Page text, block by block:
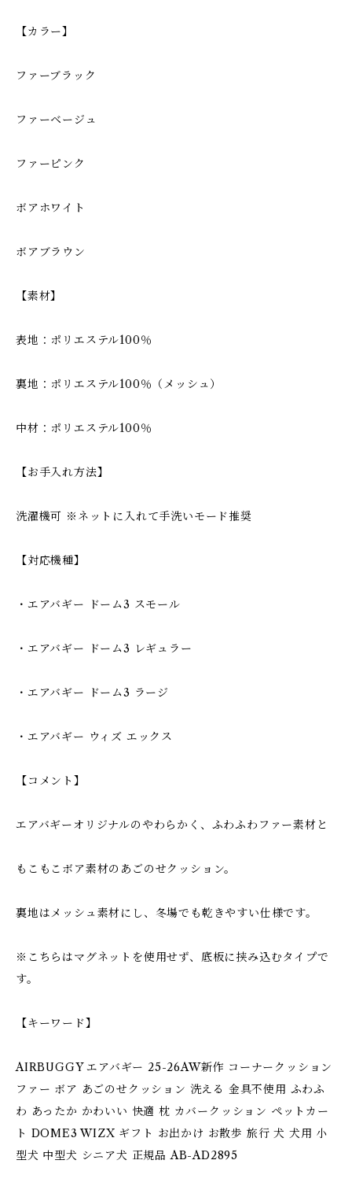
【カラー】
ファーブラック
ファーベージュ
ファーピンク
ボアホワイト
ボアブラウン
【素材】
表地：ポリエステル100％
裏地：ポリエステル100％（メッシュ）
中材：ポリエステル100％
【お手入れ方法】
洗濯機可 ※ネットに入れて手洗いモード推奨
【対応機種】
・エアバギー ドーム3 スモール
・エアバギー ドーム3 レギュラー
・エアバギー ドーム3 ラージ
・エアバギー ウィズ エックス
【コメント】
エアバギーオリジナルのやわらかく、ふわふわファー素材と
もこもこボア素材のあごのせクッション。
裏地はメッシュ素材にし、冬場でも乾きやすい仕様です。
※こちらはマグネットを使用せず、底板に挟み込むタイプで
す。
【キーワード】
AIRBUGGY エアバギー 25-26AW新作 コーナークッション
ファー ボア あごのせクッション 洗える 金具不使用 ふわふ
わ あったか かわいい 快適 枕 カバークッション ペットカー
ト DOME3 WIZX ギフト お出かけ お散歩 旅行 犬 犬用 小
型犬 中型犬 シニア犬 正規品 AB-AD2895